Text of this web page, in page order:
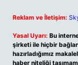
Reklam ve İletişim:
Yasal Uyarı: Bu
şirketi ile hiçbir
hazırladığımız
haber niteliği